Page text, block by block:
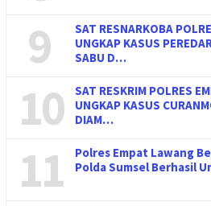
9
SAT RESNARKOBA
UNGKAP KASUS
SABU D…
10
SAT RESKRIM POLRES
UNGKAP KASUS
DIAM…
11
Polres Empat Lawang
Polda Sumsel Berhasil